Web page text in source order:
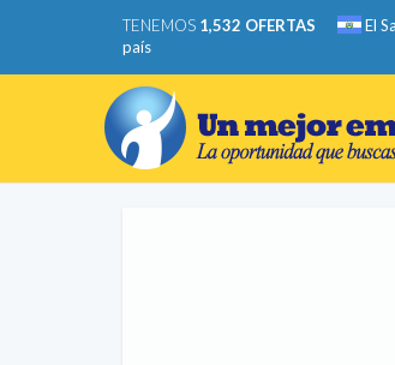
TENEMOS 1,532 OFERTAS El
país